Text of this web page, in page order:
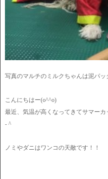
写真のマルチのミルクちゃんは泥パ
こんにちはー(o^^o)
最近、気温が高くなってきてサマー
- ^
ノミやダニはワンコの天敵です！！